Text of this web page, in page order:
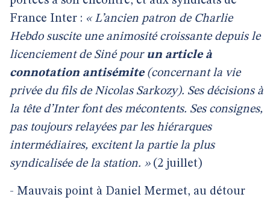
France Inter : « L’ancien patron de Charlie
Hebdo suscite une animosité croissante depuis le
licenciement de Siné pour un article à
connotation antisémite (concernant la vie
privée du fils de Nicolas Sarkozy). Ses décisions à
la tête d’Inter font des mécontents. Ses consignes,
pas toujours relayées par les hiérarques
intermédiaires, excitent la partie la plus
syndicalisée de la station. » (2 juillet)
- Mauvais point à Daniel Mermet, au détour